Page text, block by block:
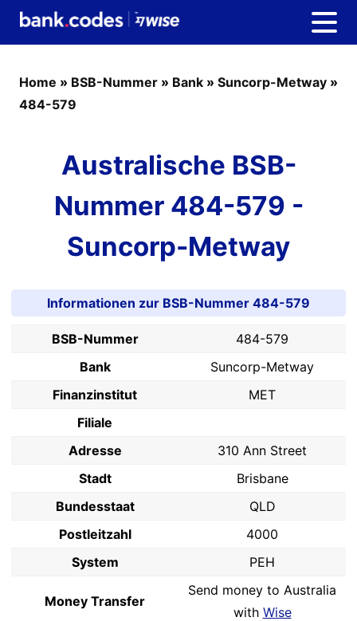
Home » BSB-Nummer » Bank » Suncorp-Metway »
484-579
Australische BSB-
Nummer 484-579 -
Suncorp-Metway
Informationen zur BSB-Nummer 484-579
BSB-Nummer
484-579
Bank
Suncorp-Metway
Finanzinstitut
MET
Filiale
Adresse
310 Ann Street
Stadt
Brisbane
Bundesstaat
QLD
Postleitzahl
4000
System
PEH
Money Transfer
Send money to Australia
with Wise